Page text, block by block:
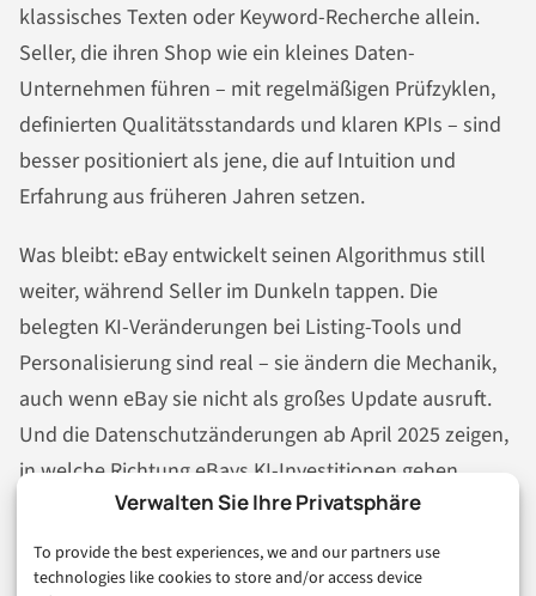
Verwalten Sie Ihre Privatsphäre
To provide the best experiences, we and our partners use
technologies like cookies to store and/or access device
klassisches Texten oder Keyword-Recherche allein.
Seller, die ihren Shop wie ein kleines Daten-
Unternehmen führen – mit regelmäßigen Prüfzyklen,
definierten Qualitätsstandards und klaren KPIs – sind
besser positioniert als jene, die auf Intuition und
Erfahrung aus früheren Jahren setzen.
Was bleibt: eBay entwickelt seinen Algorithmus still
weiter, während Seller im Dunkeln tappen. Die
belegten KI-Veränderungen bei Listing-Tools und
Personalisierung sind real – sie ändern die Mechanik,
auch wenn eBay sie nicht als großes Update ausruft.
Und die Datenschutzänderungen ab April 2025 zeigen,
in welche Richtung eBays KI-Investitionen gehen.
Welche Konsequenzen das rechtlich hat, werden
vermutlich Gerichte klären. Was jetzt zählt:
Datenqualität, Performance-KPIs und ein realistischer